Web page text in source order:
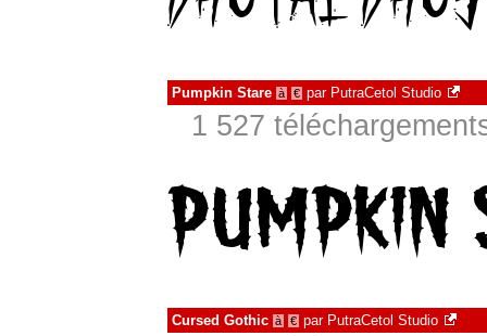
Pumpkin Stare à € par PutraCetol Studio
1 527
Cursed Gothic à € par PutraCetol Studio